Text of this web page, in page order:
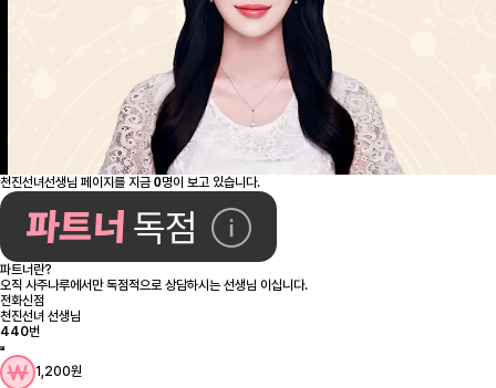
천진선녀선생님 페이지를 지금 0명이 보고 있습니다.
파트너란?
오직 사주나루에서만 독점적으로 상담하시는 선생님 이십니다.
전화신점
천진선녀 선생님
440번
1,200원